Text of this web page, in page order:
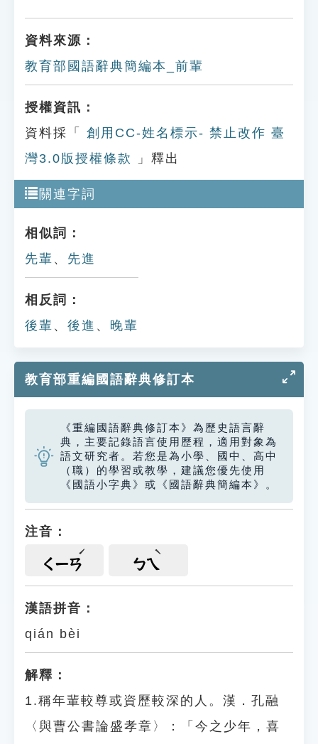
資料來源：
教育部國語辭典簡編本_前輩
授權資訊：
資料採「
創用CC-姓名標示- 禁止改作 臺
灣3.0版授權條款
」釋出
關連字詞
相似詞：
先輩 、 先進
相反詞：
後輩 、 後進 、 晚輩
教育部重編國語辭典修訂本
《重編國語辭典修訂本》為歷史語言辭
典，主要記錄語言使用歷程，適用對象為
語文研究者。若您是為小學、國中、高中
（職）的學習或教學，建議您優先使用
《國語小字典》或《國語辭典簡編本》。
注音：
ㄑㄧㄢ ㄅㄟ
漢語拼音：
qián bèi
解釋：
1.稱年輩較尊或資歷較深的人。漢．孔融
〈與曹公書論盛孝章〉：「今之少年，喜